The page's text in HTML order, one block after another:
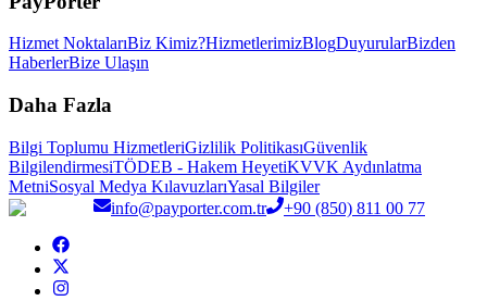
Hizmet NoktalarıBiz Kimiz?HizmetlerimizBlogDuyurularBizden
HaberlerBize Ulaşın
Daha Fazla
Bilgi Toplumu HizmetleriGizlilik PolitikasıGüvenlik
BilgilendirmesiTÖDEB - Hakem HeyetiKVVK Aydınlatma
MetniSosyal Medya KılavuzlarıYasal Bilgiler
info@payporter.com.tr
+90 (850) 811 00 77